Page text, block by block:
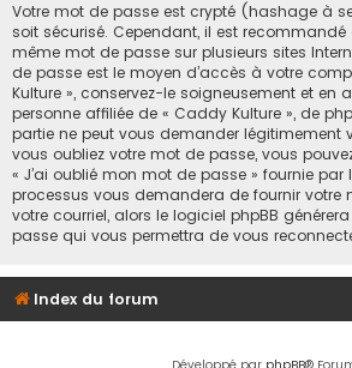
Votre mot de passe est crypté (hashage à
soit sécurisé. Cependant, il est recommandé
même mot de passe sur plusieurs sites
de passe est le moyen d’accès à votre
Kulture », conservez-le soigneusement et en
personne affiliée de « Caddy Kulture », de
partie ne peut vous demander légitimement
vous oubliez votre mot de passe, vous
« J’ai oublié mon mot de passe » fournie par
processus vous demandera de fournir votre
votre courriel, alors le logiciel phpBB
passe qui vous permettra de vous
Index du forum